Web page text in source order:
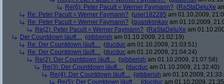
Re(6): Peter Pacult = Werner Faymann? (RaStaDeluXe
Re: Peter Pacult = Werner Faymann? (user182285 am 01.10.2009,
Re: Peter Pacult = Werner Faymann? (quasikonkav am 01.10.2009,
Re(2): Peter Pacult = Werner Faymann? (RaStaDeluXe am
Der Countdown läuft.... (gibberish am 01.10.2009, 21:02:19)
Re: Der Countdown läuft.... (ducduc am 01.10.2009, 21:03:51)
Re: Der Countdown läuft.... (ducduc am 01.10.2009, 21:04:24)
Re(2): Der Countdown läuft.... (gibberish am 01.10.2009, 21:07:58)
Re(3): Der Countdown läuft.... (ducduc am 01.10.2009, 21:32:40)
Re(4): Der Countdown läuft.... (gibberish am 01.10.2009,
Re(5): Der Countdown läuft.... (ducduc am 01.10.2009,